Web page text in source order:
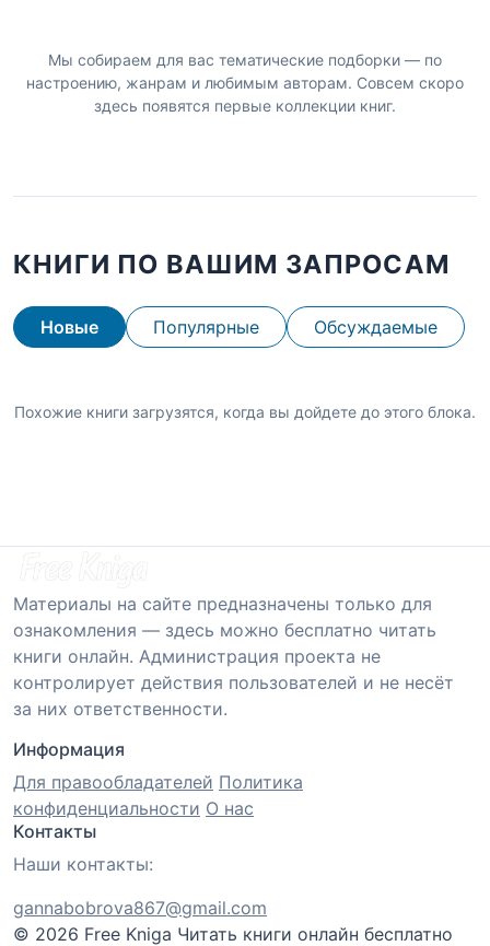
Мы собираем для вас тематические подборки — по
настроению, жанрам и любимым авторам. Совсем скоро
здесь появятся первые коллекции книг.
КНИГИ ПО ВАШИМ ЗАПРОСАМ
Новые Популярные Обсуждаемые
Похожие книги загрузятся, когда вы дойдете до этого блока.
Материалы на сайте предназначены только для
ознакомления — здесь можно бесплатно читать
книги онлайн. Администрация проекта не
контролирует действия пользователей и не несёт
за них ответственности.
Информация
Для правообладателей Политика
конфиденциальности О нас
Контакты
Наши контакты:
gannabobrova867@gmail.com
© 2026 Free Kniga Читать книги онлайн бесплатно